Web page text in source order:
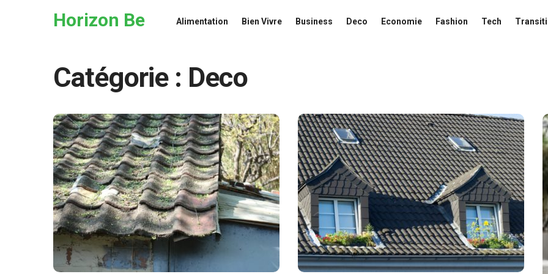
Horizon Be Alimentation Bien Vivre Business Deco Economie Fashion Tech
Catégorie : Deco